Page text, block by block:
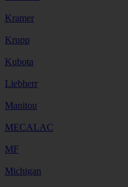
Kramer
Krupp
Kubota
Liebherr
Manitou
MECALAC
MF
Michigan